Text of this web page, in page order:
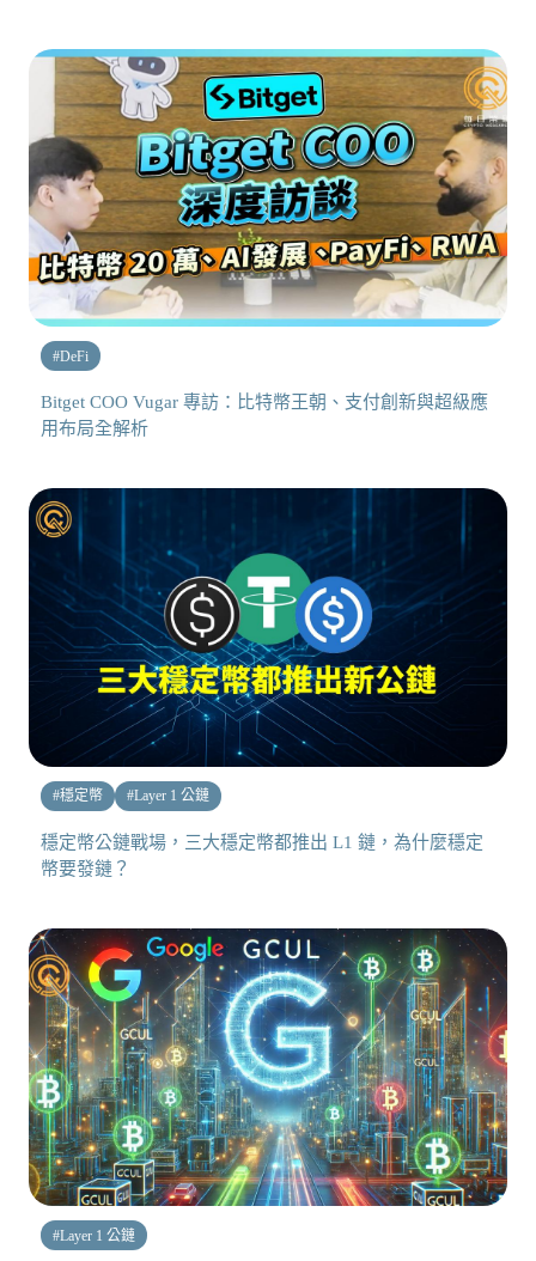
#DeFi
Bitget COO Vugar 專訪：比特幣王朝、支付創新與超級應
用布局全解析
#穩定幣 #Layer 1 公鏈
穩定幣公鏈戰場，三大穩定幣都推出 L1 鏈，為什麼穩定
幣要發鏈？
#Layer 1 公鏈